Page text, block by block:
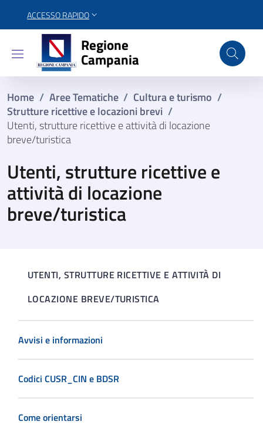
ACCESSO RAPIDO
Regione Campania
Regione
Campania
Home / Aree Tematiche / Cultura e turismo /
Strutture ricettive e locazioni brevi /
Utenti, strutture ricettive e attività di locazione
breve/turistica
Utenti, strutture ricettive e
attività di locazione
breve/turistica
UTENTI, STRUTTURE RICETTIVE E ATTIVITÀ DI
LOCAZIONE BREVE/TURISTICA
Avvisi e informazioni
Codici CUSR_CIN e BDSR
Come orientarsi